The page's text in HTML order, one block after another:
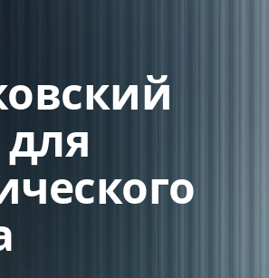
для